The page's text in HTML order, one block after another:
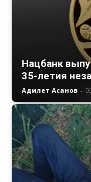
Нацбанк
35-летия
Адилет Асанов -